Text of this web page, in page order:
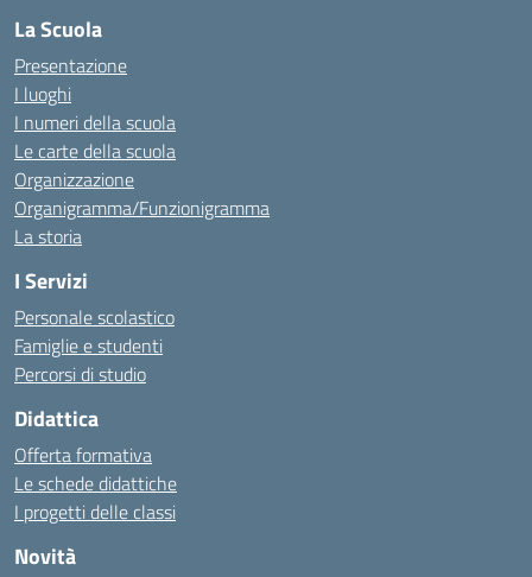
La Scuola
Presentazione
I luoghi
I numeri della scuola
Le carte della scuola
Organizzazione
Organigramma/Funzionigramma
La storia
I Servizi
Personale scolastico
Famiglie e studenti
Percorsi di studio
Didattica
Offerta formativa
Le schede didattiche
I progetti delle classi
Novità